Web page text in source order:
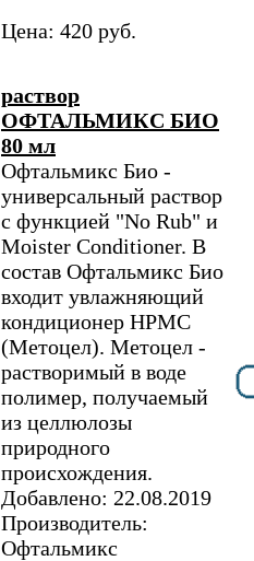
Цена: 420 руб.
раствор
ОФТАЛЬМИКС БИО
80 мл
Офтальмикс Био -
универсальный раствор
с функцией "No Rub" и
Moister Conditioner. В
состав Офтальмикс Био
входит увлажняющий
кондиционер НРМС
(Метоцел). Метоцел -
растворимый в воде
полимер, получаемый
из целлюлозы
природного
происхождения.
Добавлено: 22.08.2019
Производитель:
Офтальмикс